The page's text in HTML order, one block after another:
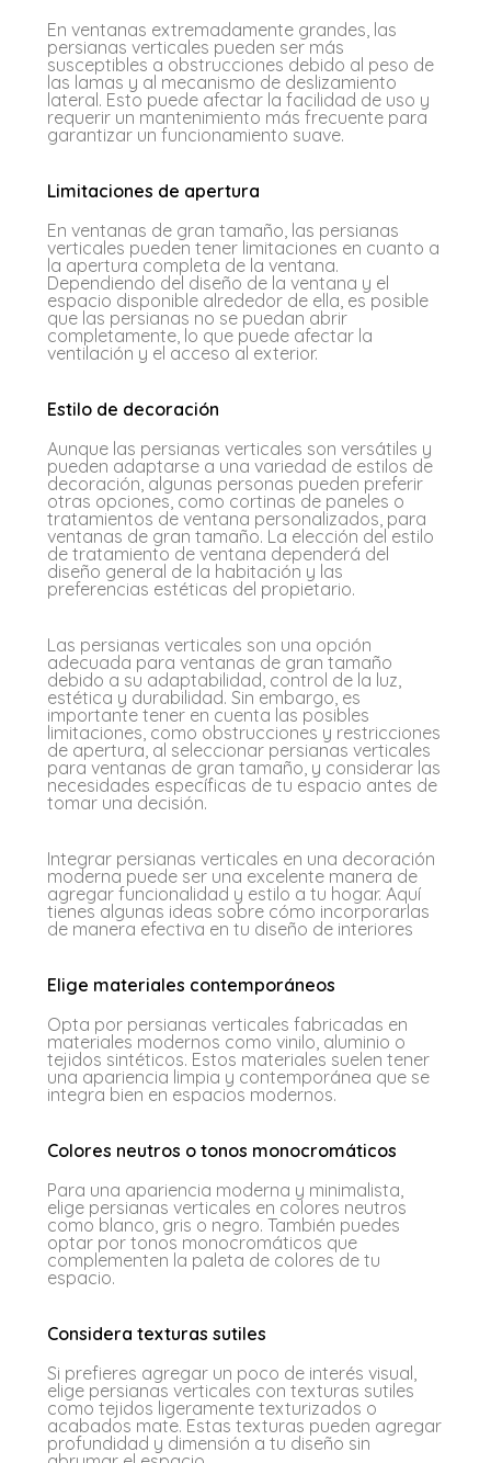
En ventanas extremadamente grandes, las
persianas verticales pueden ser más
susceptibles a obstrucciones debido al peso de
las lamas y al mecanismo de deslizamiento
lateral. Esto puede afectar la facilidad de uso y
requerir un mantenimiento más frecuente para
garantizar un funcionamiento suave.
Limitaciones de apertura
En ventanas de gran tamaño, las persianas
verticales pueden tener limitaciones en cuanto a
la apertura completa de la ventana.
Dependiendo del diseño de la ventana y el
espacio disponible alrededor de ella, es posible
que las persianas no se puedan abrir
completamente, lo que puede afectar la
ventilación y el acceso al exterior.
Estilo de decoración
Aunque las persianas verticales son versátiles y
pueden adaptarse a una variedad de estilos de
decoración, algunas personas pueden preferir
otras opciones, como cortinas de paneles o
tratamientos de ventana personalizados, para
ventanas de gran tamaño. La elección del estilo
de tratamiento de ventana dependerá del
diseño general de la habitación y las
preferencias estéticas del propietario.
Las persianas verticales son una opción
adecuada para ventanas de gran tamaño
debido a su adaptabilidad, control de la luz,
estética y durabilidad. Sin embargo, es
importante tener en cuenta las posibles
limitaciones, como obstrucciones y restricciones
de apertura, al seleccionar persianas verticales
para ventanas de gran tamaño, y considerar las
necesidades específicas de tu espacio antes de
tomar una decisión.
Integrar persianas verticales en una decoración
moderna puede ser una excelente manera de
agregar funcionalidad y estilo a tu hogar. Aquí
tienes algunas ideas sobre cómo incorporarlas
de manera efectiva en tu diseño de interiores
Elige materiales contemporáneos
Opta por persianas verticales fabricadas en
materiales modernos como vinilo, aluminio o
tejidos sintéticos. Estos materiales suelen tener
una apariencia limpia y contemporánea que se
integra bien en espacios modernos.
Colores neutros o tonos monocromáticos
Para una apariencia moderna y minimalista,
elige persianas verticales en colores neutros
como blanco, gris o negro. También puedes
optar por tonos monocromáticos que
complementen la paleta de colores de tu
espacio.
Considera texturas sutiles
Si prefieres agregar un poco de interés visual,
elige persianas verticales con texturas sutiles
como tejidos ligeramente texturizados o
acabados mate. Estas texturas pueden agregar
profundidad y dimensión a tu diseño sin